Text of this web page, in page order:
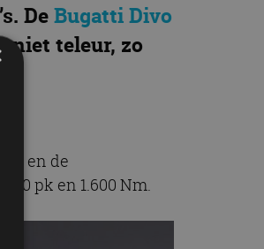
DeBugatti Divo
niet teleur, zo
en de
pk en 1.600 Nm.